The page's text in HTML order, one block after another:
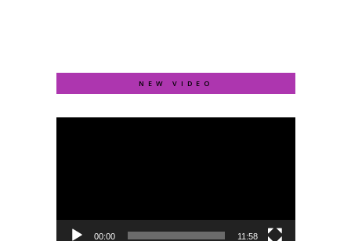
NEW VIDEO
Video
00:00 11:58